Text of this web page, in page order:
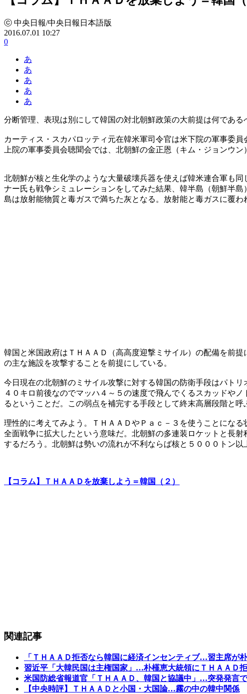
ⓒ 中央日報/中央日報日本語版
2016.07.01 10:27
0
あ
あ
あ
あ
あ
分断管理、表現は別にして韓国の対北朝鮮政策の大前提は何である
カーティス・スカパロッティ元在韓米軍司令官は米下院の軍事委
上院の軍事委員会聴聞会では、北朝鮮の金正恩（キム・ジョンウ
北朝鮮が核と生化学のような大量破壊兵器を使えば韓米連合軍も
ナー氏も戦争シミュレーションをしてみた結果、韓半島（朝鮮半
島は放射能物質と毒ガスで満ちた灰となる。放射能と毒ガスに覆
韓国と米国政府はＴＨＡＡＤ（高高度迎撃ミサイル）の配備を前
の主な施設を攻撃することを前提にしている。
今日現在の北朝鮮のミサイル攻撃に対する韓国の防衛手段はパト
４０キロ前後なのでマッハ４～５の速度で飛んでくるスカッドや
るということだ。この弱点を補完する手段として終末高層段階と
理性的に考えてみよう。ＴＨＡＡＤやＰａｃ－３を使うことにな
全面戦争に拡大したという意味だ。北朝鮮の多連装ロケットと長
するだろう。北朝鮮は勢いの流れが不利ならば核と５０００トン以
【コラム】ＴＨＡＡＤを放棄しよう＝韓国（２）
関連記事
「ＴＨＡＡＤ拒否なら韓国に経済インセンティブ…習主席が
習近平「大韓民国は主権国家」…朴槿恵大統領にＴＨＡＡＤ
米国防総省報道官「ＴＨＡＡＤ、韓国と協議中」…突発発言
【中央時評】ＴＨＡＡＤと小国・大国論…霧の中の韓中関係